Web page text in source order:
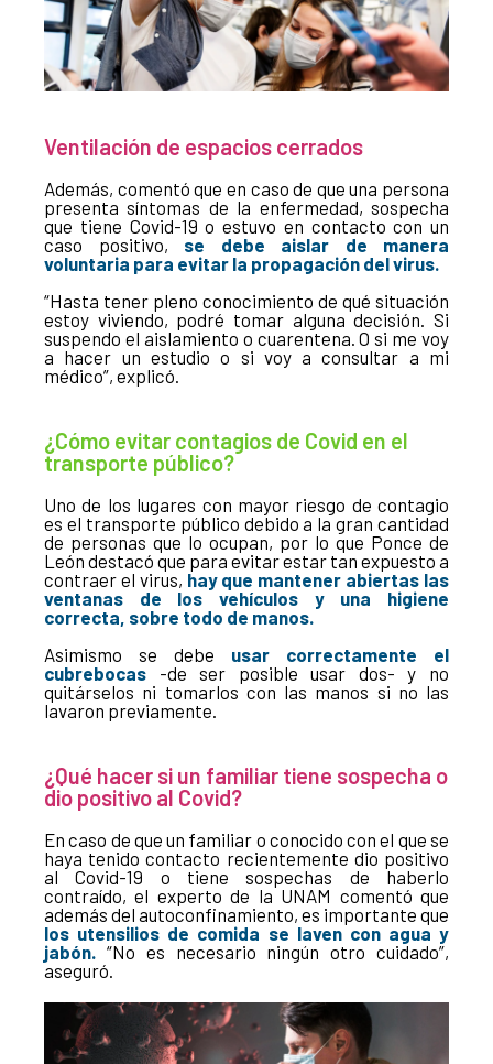
Ventilación de espacios cerrados
Además, comentó que en caso de que una persona
presenta síntomas de la enfermedad, sospecha
que tiene Covid-19 o estuvo en contacto con un
caso positivo, se debe aislar de manera
voluntaria para evitar la propagación del virus.
“Hasta tener pleno conocimiento de qué situación
estoy viviendo, podré tomar alguna decisión. Si
suspendo el aislamiento o cuarentena. O si me voy
a hacer un estudio o si voy a consultar a mi
médico”, explicó.
¿Cómo evitar contagios de Covid en el
transporte público?
Uno de los lugares con mayor riesgo de contagio
es el transporte público debido a la gran cantidad
de personas que lo ocupan, por lo que Ponce de
León destacó que para evitar estar tan expuesto a
contraer el virus, hay que mantener abiertas las
ventanas de los vehículos y una higiene
correcta, sobre todo de manos.
Asimismo se debe usar correctamente el
cubrebocas
-de ser posible usar dos- y no
quitárselos ni tomarlos con las manos si no las
lavaron previamente.
¿Qué hacer si un familiar tiene sospecha o
dio positivo al Covid?
En caso de que un familiar o conocido con el que se
haya tenido contacto recientemente dio positivo
al Covid-19 o tiene sospechas de haberlo
contraído, el experto de la UNAM comentó que
además del autoconfinamiento, es importante que
los utensilios de comida se laven con agua y
jabón. “No es necesario ningún otro cuidado”,
aseguró.